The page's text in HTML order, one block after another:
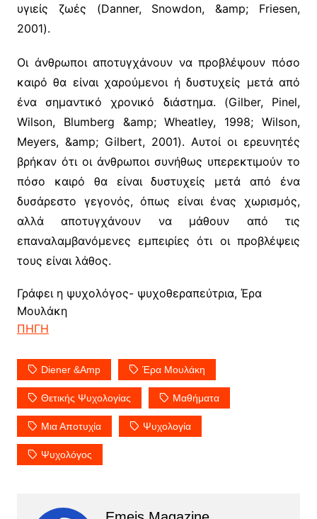
υγιείς ζωές (Danner, Snowdon, &amp; Friesen,
2001).
Οι άνθρωποι αποτυγχάνουν να προβλέψουν πόσο
καιρό θα είναι χαρούμενοι ή δυστυχείς μετά από
ένα σημαντικό χρονικό διάστημα. (Gilber, Pinel,
Wilson, Blumberg &amp; Wheatley, 1998; Wilson,
Meyers, &amp; Gilbert, 2001). Αυτοί οι ερευνητές
βρήκαν ότι οι άνθρωποι συνήθως υπερεκτιμούν το
πόσο καιρό θα είναι δυστυχείς μετά από ένα
δυσάρεστο γεγονός, όπως είναι ένας χωρισμός,
αλλά αποτυγχάνουν να μάθουν από τις
επαναλαμβανόμενες εμπειρίες ότι οι προβλέψεις
τους είναι λάθος.
Γράφει η ψυχολόγος- ψυχοθεραπεύτρια, Έρα
Μουλάκη
ΠΗΓΗ
Diener &amp Έρα Μουλάκη
Θετικής Ψυχολογίας Μαθήματα
Μια Αποτυχία Ψυχολογία
Ψυχολόγος